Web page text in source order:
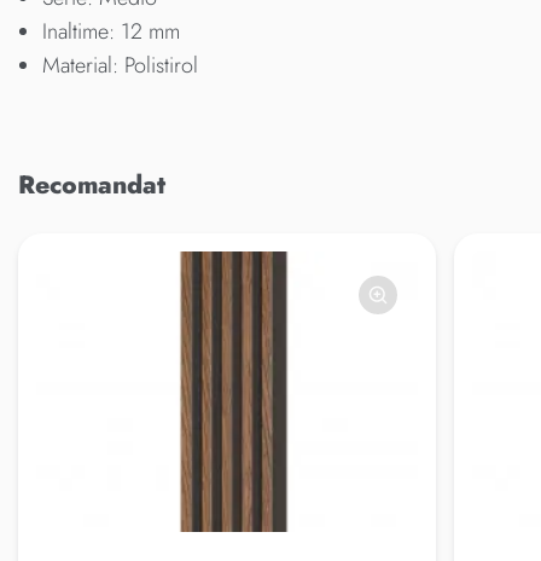
Inaltime: 12 mm
Material: Polistirol
Recomandat